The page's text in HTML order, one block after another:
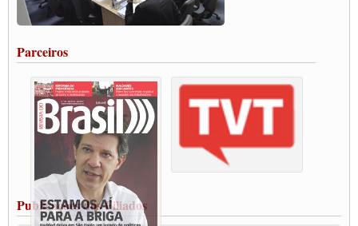
Rodoviários de Feira Santana fazem Assembleia para avaliar proposta de reajuste
salarial
Vacina Já: Lockdown de 24 horas dos trabalhadores em transportes está mantido,
Condutores de Guarulhos farão greve sanitária nesta terça-feira (20)
Paralisação dos Caminhoneiros na #BR285, entrocamento que liga o Mercosul ao
Rio Grande
Caminhoneiros bloqueiam duas faixas na Castello Branco e fazem protesto
Modal-Live #13 Aumento da Violência Contra Mulher e o Adoecimento da Classe
Trabalhadora em Tempos de Pandemia
MODAL-LIVE#12 POLÍTICAS PÚBLICAS DE TRANSPORTE PARA A
CLASSE TRABALHADORA E ELEIÇÕES NA PANDEMIA
MODAL-LIVE#11 POLÍTICAS PÚBLICAS DE TRANSPORTE
Parceiros
Publicações dos Filiados